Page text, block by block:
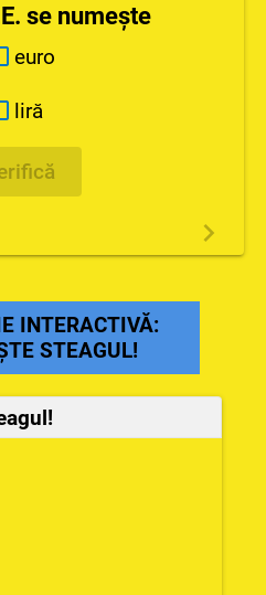
se numește
euro
liră
INTERACTIVĂ:
STEAGUL!